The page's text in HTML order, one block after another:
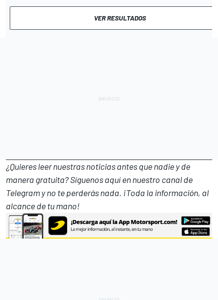
VER RESULTADOS
¿Quieres leer nuestras noticias antes que nadie y de
manera gratuita? Síguenosaquí en nuestro canal de
Telegramy no te perderás nada. ¡Toda la información, al
alcance de tu mano!